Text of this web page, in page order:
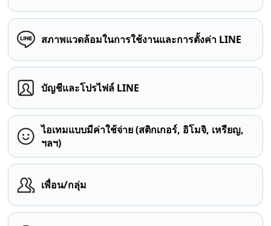
สภาพแวดล้อมในการใช้งานและการตั้งค่า LINE
บัญชีและโปรไฟล์ LINE
ไอเทมแบบมีค่าใช้จ่าย (สติกเกอร์, อิโมจิ, เหรียญ,
ฯลฯ)
เพื่อน/กลุ่ม